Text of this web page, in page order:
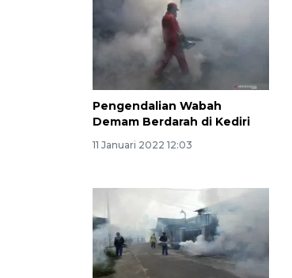
Pengendalian Wabah
Demam Berdarah di Kediri
11 Januari 2022 12:03